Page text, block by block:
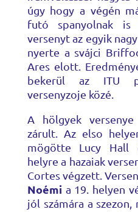
úgy hogy a végén
futó spanyolnak
versenyt az egyik
nyerte a svájci
Ares elott.
bekerül az ITU
versenyzoje közé.
A hölgyek
zárult. Az elso
mögötte Lucy Hall
helyre a hazaiak
Cortes végzett.
Noémia 19. helyen
jól számára a